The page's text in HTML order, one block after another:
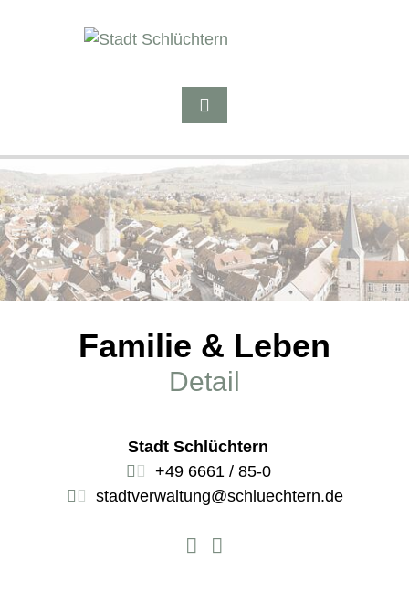
Familie & Leben
Detail
Stadt Schlüchtern
+49 6661 / 85-0
stadtverwaltung@schluechtern.de